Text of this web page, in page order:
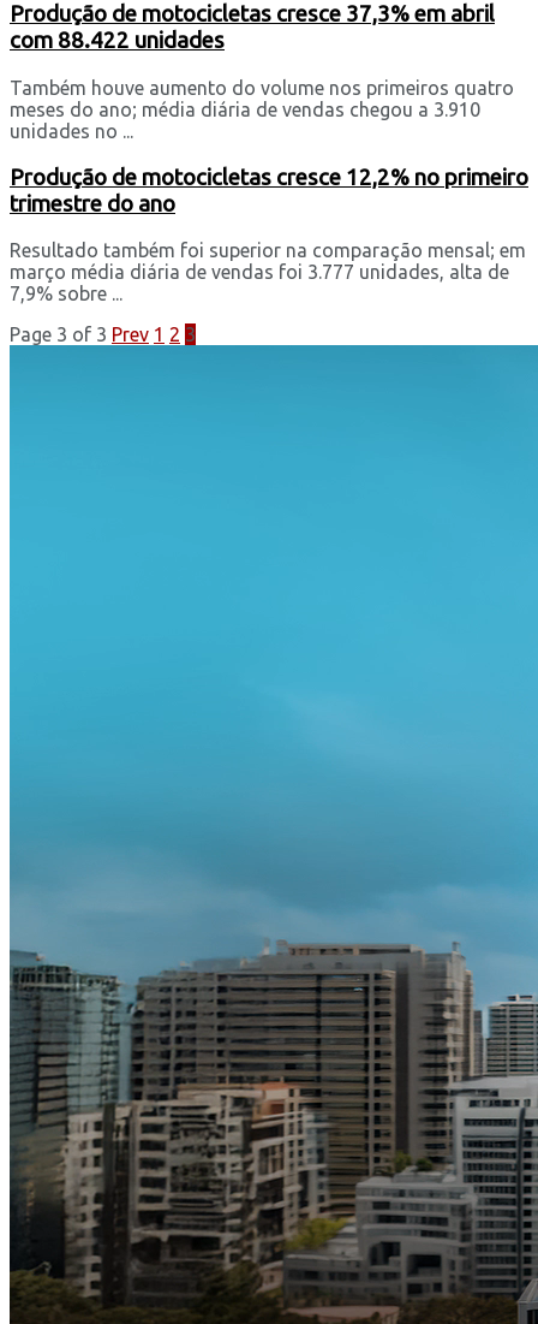
Produção de motocicletas cresce 37,3% em abril
com 88.422 unidades
Também houve aumento do volume nos primeiros quatro
meses do ano; média diária de vendas chegou a 3.910
unidades no ...
Produção de motocicletas cresce 12,2% no primeiro
trimestre do ano
Resultado também foi superior na comparação mensal; em
março média diária de vendas foi 3.777 unidades, alta de
7,9% sobre ...
Page 3 of 3 Prev 1 2 3